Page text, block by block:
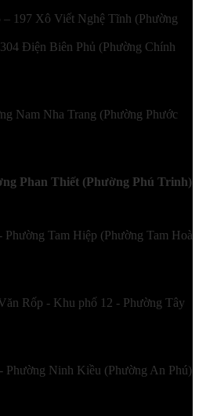
– 197 Xô Viết Nghệ Tĩnh (Phường
304 Điện Biên Phủ (Phường Chính
Nam Nha Trang (Phường Phước
Phan Thiết (Phường Phú Trinh)
Tam Hiệp (Phường Tam Hoà
Rốp - Khu phố 12 - Phường Tây
Phường Ninh Kiều (Phường An Phú)